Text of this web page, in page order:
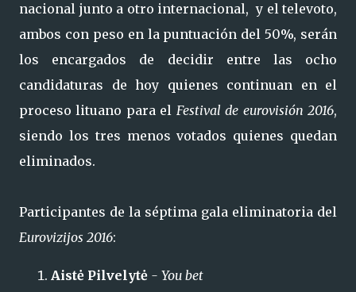
nacional junto a otro internacional, y el televoto,
ambos con peso en la puntuación del 50%, serán
los encargados de decidir entre las ocho
candidaturas de hoy quienes continuan en el
proceso lituano para el Festival de eurovisión 2016,
siendo los tres menos votados quienes quedan
eliminados.
Participantes de la séptima gala eliminatoria del
Eurovizijos 2016:
Aistė Pilvelytė - You bet